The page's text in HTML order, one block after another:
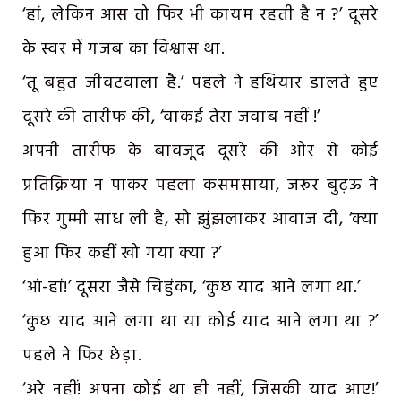
‘हां, लेकिन आस तो फिर भी कायम रहती है न ?’ दूसरे
के स्वर में गजब का विश्वास था.
‘तू बहुत जीवटवाला है.’ पहले ने हथियार डालते हुए
दूसरे की तारीफ की, ‘वाकई तेरा जवाब नहीं !’
अपनी तारीफ के बावजूद दूसरे की ओर से कोई
प्रतिक्रिया न पाकर पहला कसमसाया, जरूर बुढ़ऊ ने
फिर गुम्मी साध ली है, सो झुंझलाकर आवाज दी, ‘क्या
हुआ फिर कहीं खो गया क्या ?’
‘आं-हां!’ दूसरा जैसे चिहुंका, ‘कुछ याद आने लगा था.’
‘कुछ याद आने लगा था या कोई याद आने लगा था ?’
पहले ने फिर छेड़ा.
‘अरे नहीं! अपना कोई था ही नहीं, जिसकी याद आए!’